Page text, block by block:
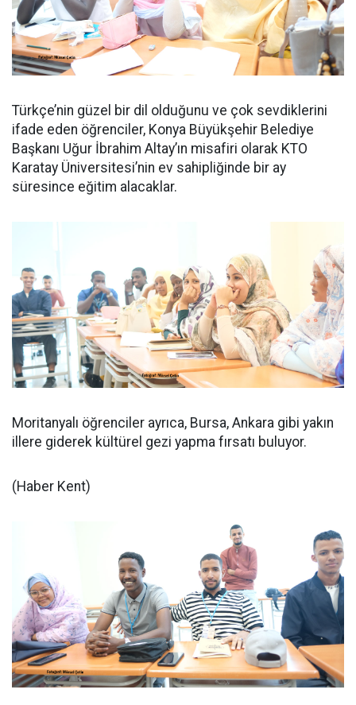
Türkçe’nin güzel bir dil olduğunu ve çok sevdiklerini
ifade eden öğrenciler, Konya Büyükşehir Belediye
Başkanı Uğur İbrahim Altay’ın misafiri olarak KTO
Karatay Üniversitesi’nin ev sahipliğinde bir ay
süresince eğitim alacaklar.
Moritanyalı öğrenciler ayrıca, Bursa, Ankara gibi yakın
illere giderek kültürel gezi yapma fırsatı buluyor.
(Haber Kent)